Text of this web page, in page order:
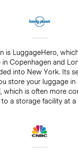
is LuggageHero,
Copenhagen and
into New York. Its
store your luggage in
which is often more
a storage facility at